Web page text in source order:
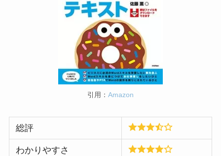
引用： Amazon
総評
わかりやすさ